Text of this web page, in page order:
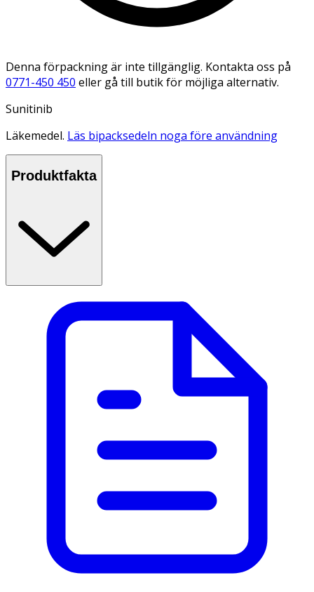
Denna förpackning är inte tillgänglig. Kontakta oss på
0771-450 450 eller gå till butik för möjliga alternativ.
Sunitinib
Läkemedel. Läs bipacksedeln noga före användning
Produktfakta